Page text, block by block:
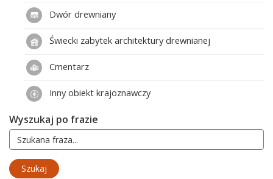
Dwór drewniany
Świecki zabytek architektury drewnianej
Cmentarz
Inny obiekt krajoznawczy
Wyszukaj po frazie